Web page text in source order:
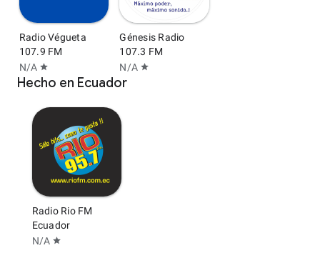
Radio Végueta
107.9 FM
N/A star
Génesis Radio
107.3 FM
N/A star
Hecho en Ecuador
Radio Rio FM
Ecuador
N/A star